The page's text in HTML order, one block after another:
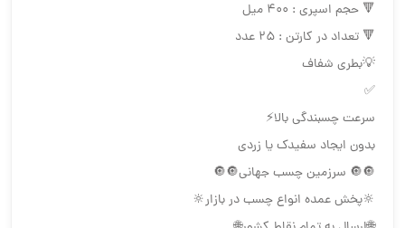
🔻 حجم اسپری : ۴۰۰ میل
🔻 تعداد در کارتن : ۲۵ عدد
💡بطری شفاف
✅
سرعت چسبندگی بالا⚡️
بدون ایجاد سفیدک یا زردی
🔘🔘 سرزمین چسب جهانی🔘🔘
🔆پخش عمده انواع چسب در بازار🔆